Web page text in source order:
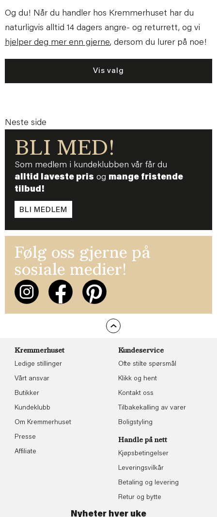
Og du! Når du handler hos Kremmerhuset har du
naturligvis alltid 14 dagers angre- og returrett, og vi
hjelper deg mer enn gjerne, dersom du lurer på noe!
Vis valg
Neste side
BLI MED!
Som medlem i kundeklubben vår får du
alltid laveste pris og mange fristende
tilbud!
BLI MEDLEM
Følg oss gjerne på
sosiale medier!
Kremmerhuset
Ledige stillinger
Vårt ansvar
Butikker
Kundeklubb
Om Kremmerhuset
Presse
Affiliate
Kundeservice
Ofte stilte spørsmål
Klikk og hent
Kontakt oss
Tilbakekalling av varer
Boligstyling
Handle på nett
Kjøpsbetingelser
Leveringsvilkår
Betaling og levering
Retur og bytte
Nyheter hver uke